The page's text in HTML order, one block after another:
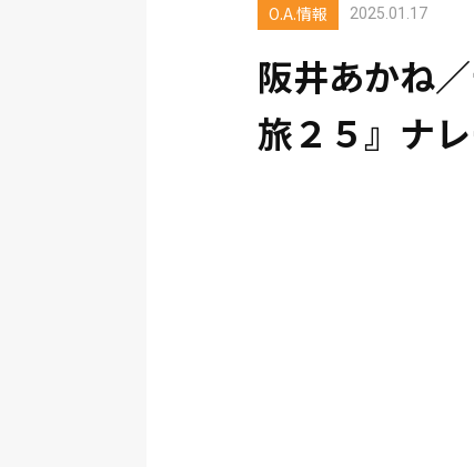
O.A.情報 2025.01.17
阪井あかね
旅２５』ナ